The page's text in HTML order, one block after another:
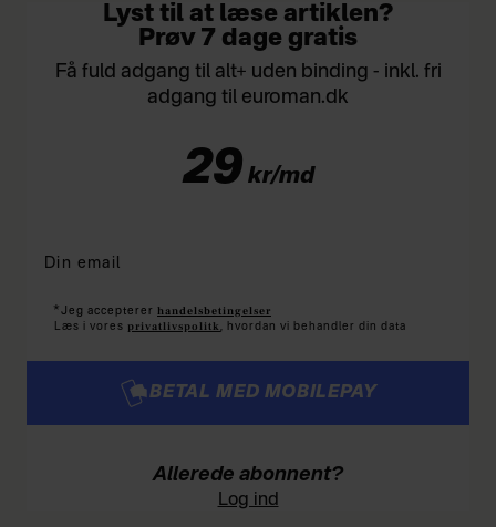
Lyst til at læse artiklen?
Prøv 7 dage gratis
Få fuld adgang til alt+ uden binding - inkl. fri
adgang til euroman.dk
29 kr/md
* Jeg accepterer handelsbetingelser
Læs i vores privatlivspolitk , hvordan vi behandler din data
BETAL MED MOBILEPAY
Allerede abonnent?
Log ind